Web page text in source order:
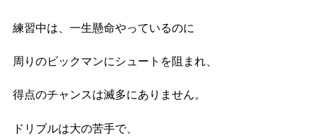
練習中は、一生懸命やっているのに
周りのビックマンにシュートを阻まれ、
得点のチャンスは滅多にありません。
ドリブルは大の苦手で、